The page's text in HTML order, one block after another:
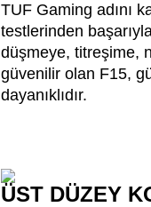
TUF Gaming adını
testlerinden
düşmeye, titreşime,
güvenilir olan F15,
dayanıklıdır.
ÜST DÜZEY